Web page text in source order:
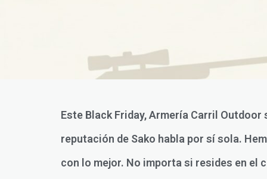
Este Black Friday, Armería Carril
reputación de Sako habla por sí sola.
con lo mejor. No importa si resides en el